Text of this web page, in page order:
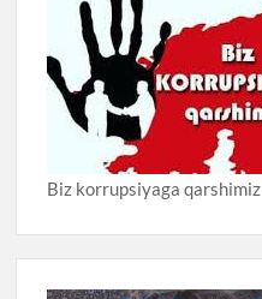
Biz korrupsiyaga qarshimiz